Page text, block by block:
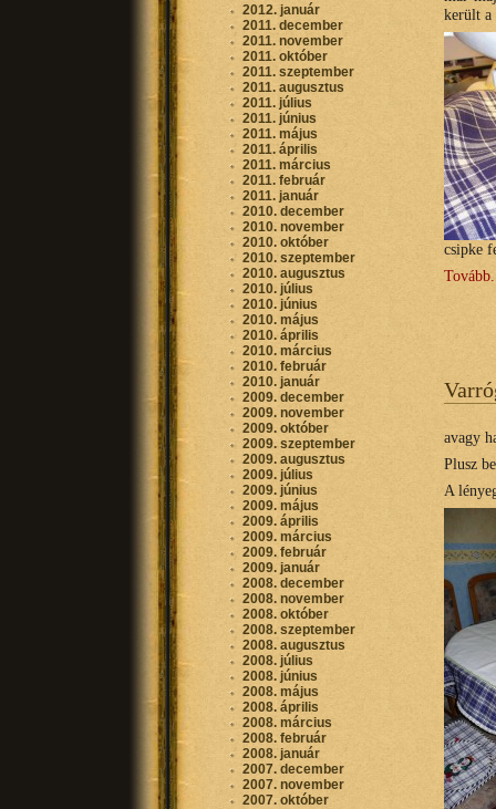
került a
csipke
avagy
Plusz
A
2012. január
2011. december
2011. november
2011. október
2011. szeptember
2011. augusztus
2011. július
2011. június
2011. május
2011. április
2011. március
2011. február
2011. január
2010. december
2010. november
2010. október
2010. szeptember
2010. augusztus
2010. július
2010. június
2010. május
2010. április
2010. március
2010. február
2010. január
2009. december
2009. november
2009. október
2009. szeptember
2009. augusztus
2009. július
2009. június
2009. május
2009. április
2009. március
2009. február
2009. január
2008. december
2008. november
2008. október
2008. szeptember
2008. augusztus
2008. július
2008. június
2008. május
2008. április
2008. március
2008. február
2008. január
2007. december
2007. november
2007. október